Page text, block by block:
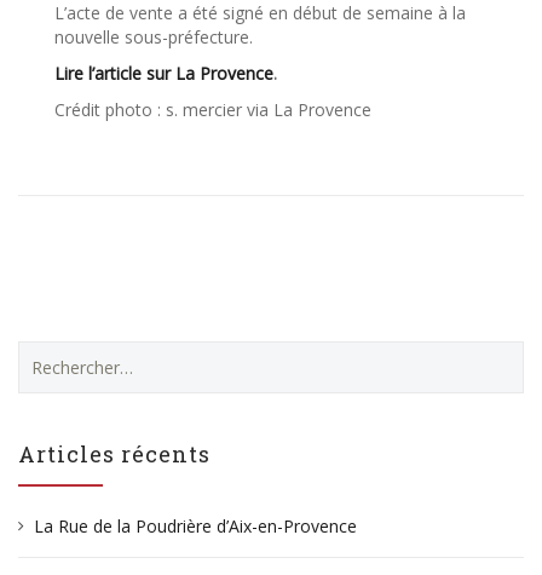
L’acte de vente a été signé en début de semaine à la
nouvelle sous-préfecture.
Lire l’article sur La Provence.
Crédit photo : s. mercier via La Provence
Articles récents
La Rue de la Poudrière d’Aix-en-Provence